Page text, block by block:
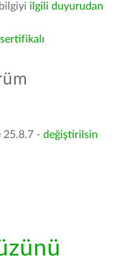
ilgili duyurudan
sertifikalı
25.8.7 - değiştirilsin